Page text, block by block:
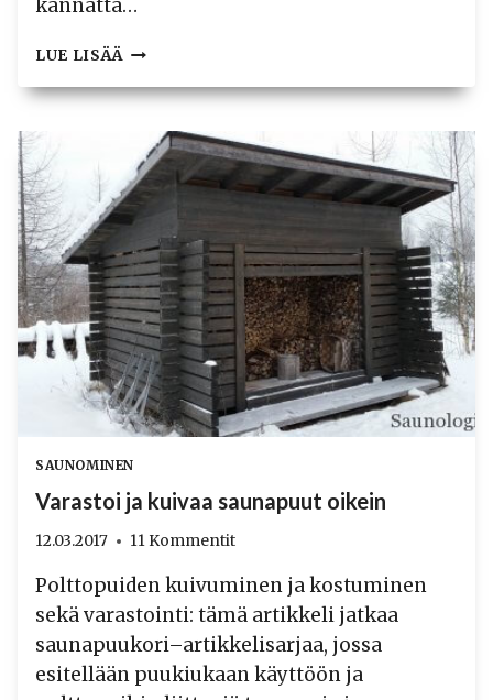
kannatta…
LUE LISÄÄ NÄIN
POLTTOPUUT
VERKOSTA
SAUNOMINEN
Varastoi ja kuivaa saunapuut oikein
12.03.2017 11 Kommentit
Polttopuiden kuivuminen ja kostuminen
sekä varastointi: tämä artikkeli jatkaa
saunapuukori–artikkelisarjaa, jossa
esitellään puukiukaan käyttöön ja